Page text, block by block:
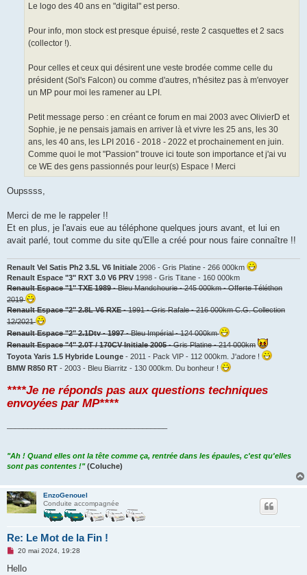
Le logo des 40 ans en "digital" est perso.
Pour info, mon stock est presque épuisé, reste 2 casquettes et 2 sacs
(collector !).
Pour celles et ceux qui désirent une veste brodée comme celle du
président (Sol's Falcon) ou comme d'autres, n'hésitez pas à m'envoyer
un MP pour moi les ramener au LPI.
Petit message perso : en créant ce forum en mai 2003 avec OlivierD et
Sophie, je ne pensais jamais en arriver là et vivre les 25 ans, les 30
ans, les 40 ans, les LPI 2016 - 2018 - 2022 et prochainement en juin.
Comme quoi le mot "Passion" trouve ici toute son importance et j'ai vu
ce WE des gens passionnés pour leur(s) Espace ! Merci
Oupssss,
Merci de me le rappeler !!
Et en plus, je l'avais eue au téléphone quelques jours avant, et lui en
avait parlé, tout comme du site qu'Elle a créé pour nous faire connaître !!
Renault Vel Satis Ph2 3.5L V6 Initiale 2006 - Gris Platine - 266 000km
Renault Espace "3" RXT 3.0 V6 PRV 1998 - Gris Titane - 160 000km
Renault Espace "1" TXE 1989- Bleu Mandchourie - 245 000km - Offerte Téléthon
2019
Renault Espace "2" 2.8L V6 RXE- 1991 - Gris Rafale - 216 000km C.G. Collection
12/2021
Renault Espace "2" 2.1Dtv - 1997- Bleu Impérial - 124 000km
Renault Espace "4" 2.0T / 170CV Initiale 2005- Gris Platine - 214 000km
Toyota Yaris 1.5 Hybride Lounge - 2011 - Pack VIP - 112 000km. J'adore !
BMW R850 RT - 2003 - Bleu Biarritz - 130 000km. Du bonheur !
****Je ne réponds pas aux questions techniques
envoyées par MP****
"Ah ! Quand elles ont la tête comme ça, rentrée dans les épaules, c'est qu'elles
sont pas contentes !" (Coluche)
EnzoGenouel
Conduite accompagnée
Re: Le Mot de la Fin !
M
s
20 mai 2024, 19:28
Hello